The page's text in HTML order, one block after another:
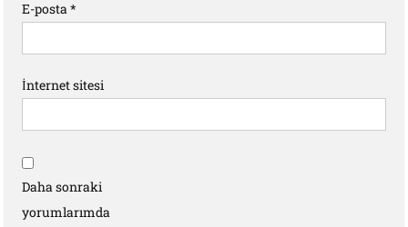
E-posta*
İnternet sitesi
Daha sonraki
yorumlarımda